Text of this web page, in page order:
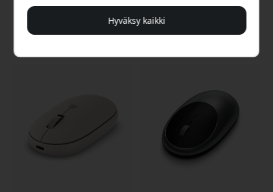
akun käyttöikä
Hyväksy kaikki